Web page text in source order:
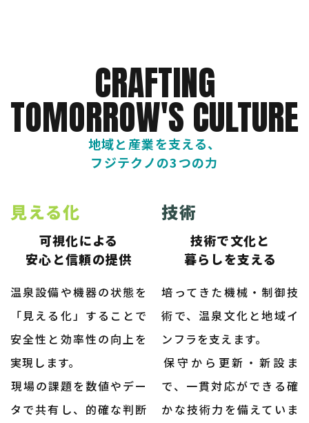
CRAFTING
TOMORROW'S CULTURE
地域と産業を支える、
​​​​​​​フジテクノの3つの力​​​​​​​
見える化
可視化による
​​​​​​​安心と信頼の提供
温泉設備や機器の状態を
「見える化」することで
安全性と効率性の向上を
実現します。
​​​​​​​現場の課題を数値やデー
タで共有し、的確な判断
技術
技術で文化と
​​​​​​​暮らしを支える
培ってきた機械・制御技
術で、温泉文化と地域イ
ンフラを支えます。
​​​​​​​保守から更新・新設ま
で、一貫対応ができる確
かな技術力を備えていま